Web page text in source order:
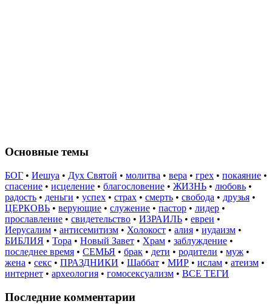
Основные темы
БОГ • Иешуа • Дух Святой • молитва • вера • грех • покаяние •
спасение • исцеление • благословение • ЖИЗНЬ • любовь •
радость • деньги • успех • страх • смерть • свобода • друзья •
ЦЕРКОВЬ • верующие • служение • пастор • лидер •
прославление • свидетельство • ИЗРАИЛЬ • евреи •
Иерусалим • антисемитизм • Холокост • алия • иудаизм •
БИБЛИЯ • Тора • Новый Завет • Храм • заблуждение •
последнее время • СЕМЬЯ • брак • дети • родители • муж •
жена • секс • ПРАЗДНИКИ • Шаббат • МИР • ислам • атеизм •
интернет • археология • гомосексуализм • ВСЕ ТЕГИ
Последние комментарии